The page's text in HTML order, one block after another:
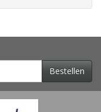
Bestellen